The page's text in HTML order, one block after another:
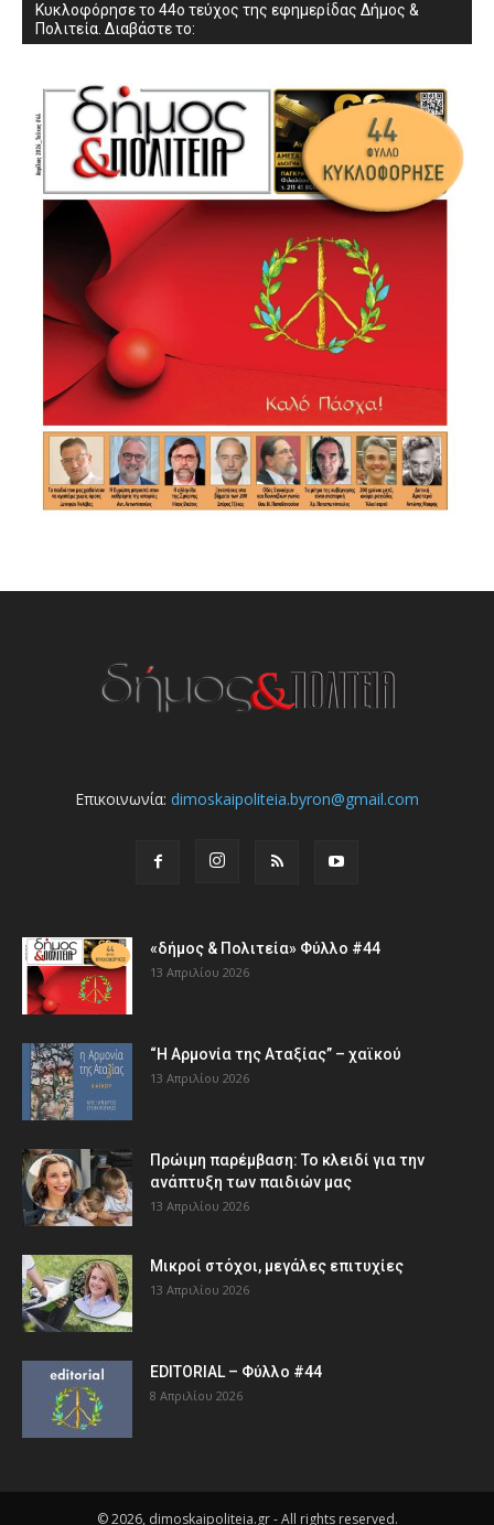
Κυκλοφόρησε το 44ο τεύχος της εφημερίδας Δήμος &
Πολιτεία. Διαβάστε το:
Επικοινωνία: dimoskaipoliteia.byron@gmail.com
«δήμος & Πολιτεία» Φύλλο #44
13 Απριλίου 2026
“Η Αρμονία της Αταξίας” – χαϊκού
13 Απριλίου 2026
Πρώιμη παρέμβαση: Το κλειδί για την
ανάπτυξη των παιδιών µας
13 Απριλίου 2026
Μικροί στόχοι, μεγάλες επιτυχίες
13 Απριλίου 2026
EDITORIAL – Φύλλο #44
8 Απριλίου 2026
© 2026, dimoskaipoliteia.gr - All rights reserved.